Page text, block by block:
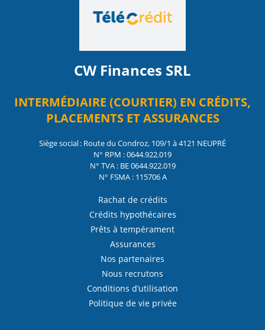
CW Finances SRL
INTERMÉDIAIRE (COURTIER) EN CRÉDITS,
PLACEMENTS ET ASSURANCES
Siège social : Route du Condroz, 109/1 à 4121 NEUPRÉ
N° RPM : 0644.922.019
N° TVA : BE 0644.922.019
N° FSMA : 115706 A
Rachat de crédits
Crédits hypothécaires
Prêts à tempérament
Assurances
Nos partenaires
Nous recrutons
Conditions d’utilisation
Politique de vie privée